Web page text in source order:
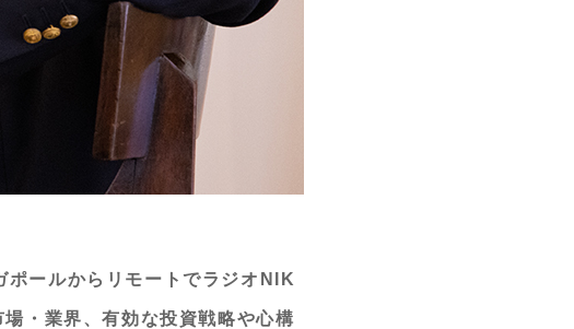
ポールからリモートでラジオNIK
・業界、有効な投資戦略や心構